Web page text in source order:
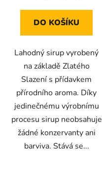
DO KOŠÍKU
Lahodný sirup vyrobený
na základě Zlatého
Slazení s přídavkem
přírodního aroma. Díky
jedinečnému výrobnímu
procesu sirup neobsahuje
žádné konzervanty ani
barviva. Stává se...